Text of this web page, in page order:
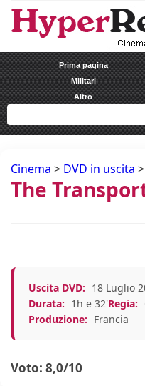
Prima pagina
Militari
Altro
Cinema > DVD in uscita >
The
Uscita DVD: 18 Luglio
Durata: 1h e 32'Regia:
Produzione: Francia
Voto: 8,0/10